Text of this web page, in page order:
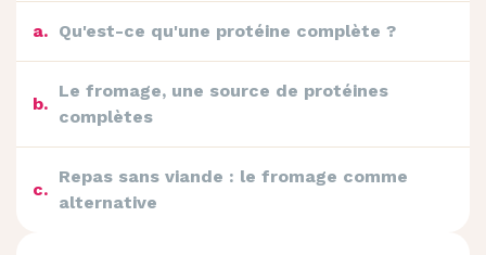
a. Qu'est-ce qu'une protéine complète ?
b.
Le fromage, une source de protéines
complètes
c.
Repas sans viande : le fromage comme
alternative